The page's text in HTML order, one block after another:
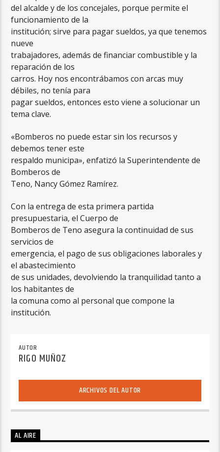
del alcalde y de los concejales, porque permite el
funcionamiento de la
institución; sirve para pagar sueldos, ya que tenemos
nueve
trabajadores, además de financiar combustible y la
reparación de los
carros. Hoy nos encontrábamos con arcas muy
débiles, no tenía para
pagar sueldos, entonces esto viene a solucionar un
tema clave.
«Bomberos no puede estar sin los recursos y
debemos tener este
respaldo municipa», enfatizó la Superintendente de
Bomberos de
Teno, Nancy Gómez Ramírez.
Con la entrega de esta primera partida
presupuestaria, el Cuerpo de
Bomberos de Teno asegura la continuidad de sus
servicios de
emergencia, el pago de sus obligaciones laborales y
el abastecimiento
de sus unidades, devolviendo la tranquilidad tanto a
los habitantes de
la comuna como al personal que compone la
institución.
AUTOR
RIGO MUÑOZ
ARCHIVOS DEL AUTOR
AL AIRE